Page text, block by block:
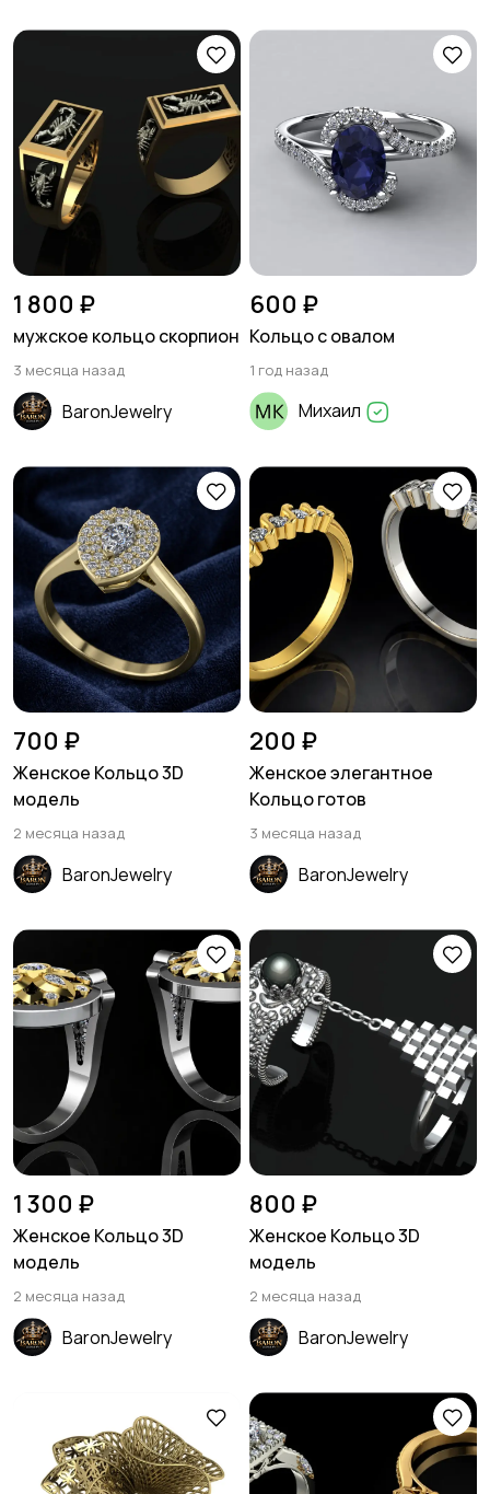
1 800 ₽
мужское кольцо скорпион
3 месяца назад
BaronJewelry
600 ₽
Кольцо с овалом
1 год назад
Михаил
700 ₽
Женское Кольцо 3D
модель
2 месяца назад
BaronJewelry
200 ₽
Женское элегантное
Кольцо готов
3 месяца назад
BaronJewelry
1 300 ₽
Женское Кольцо 3D
модель
2 месяца назад
BaronJewelry
800 ₽
Женское Кольцо 3D
модель
2 месяца назад
BaronJewelry